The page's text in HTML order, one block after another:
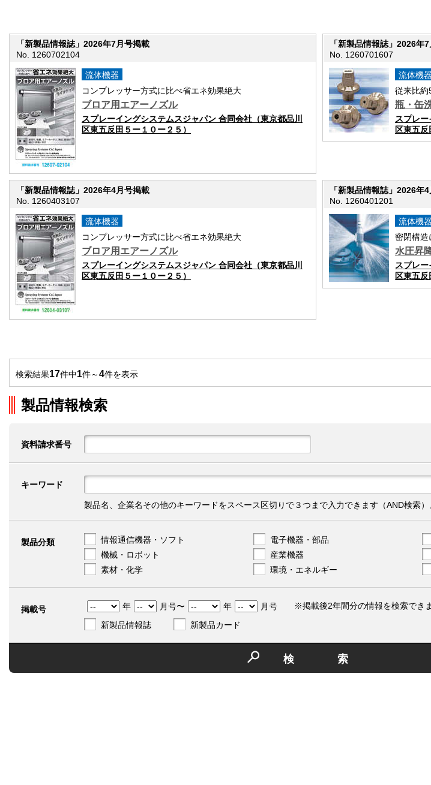
「新製品情報誌」2026年7月号掲載
No. 1260702104
流体機器
コンプレッサー方式に比べ省エネ効果絶大
ブロア用エアーノズル
スプレーイングシステムスジャパン 合同会社（東京都品川
区東五反田５ー１０ー２５）
「新製品情報誌」2026年
No. 1260701607
流体機器
従来比約
瓶・缶
スプレ
区東五反
「新製品情報誌」2026年4月号掲載
No. 1260403107
流体機器
コンプレッサー方式に比べ省エネ効果絶大
ブロア用エアーノズル
スプレーイングシステムスジャパン 合同会社（東京都品川
区東五反田５ー１０ー２５）
「新製品情報誌」2026年
No. 1260401201
流体機器
密閉構
水圧昇
スプレ
区東五反
検索結果17件中1件～4件を表示
製品情報検索
資料請求番号
キーワード
製品名、企業名その他のキーワードをスペース区切りで３つまで入力できます（AND検索）
製品分類 情報通信機器・ソフト 電子機器・部品
機械・ロボット
産業機器
素材・化学
環境・エネルギー
掲載号 年 月号〜 年
月号
新製品情報誌
新製品カード
※掲載後2年間分の情報を検索できま
検索